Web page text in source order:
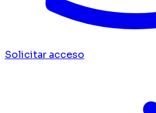
Solicitar acceso